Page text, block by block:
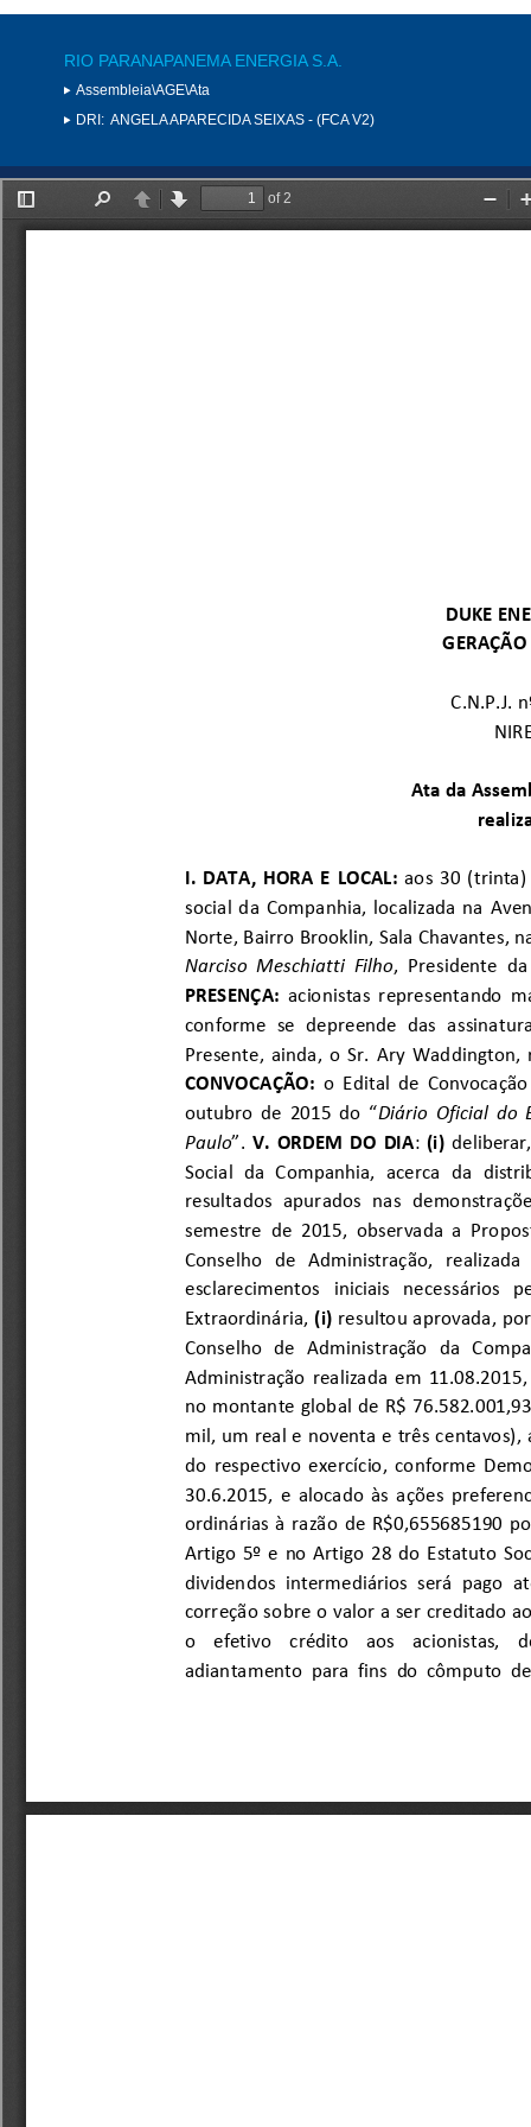
RIO PARANAPANEMA ENERGIA S.A.
Assembleia\AGE\Ata
DRI: ANGELA APARECIDA SEIXAS - (FCA V2)